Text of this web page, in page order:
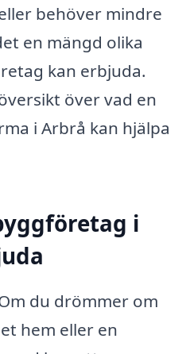
behöver mindre
en mängd olika
kan erbjuda.
över vad en
i Arbrå kan hjälpa
i
du drömmer om
hem eller en